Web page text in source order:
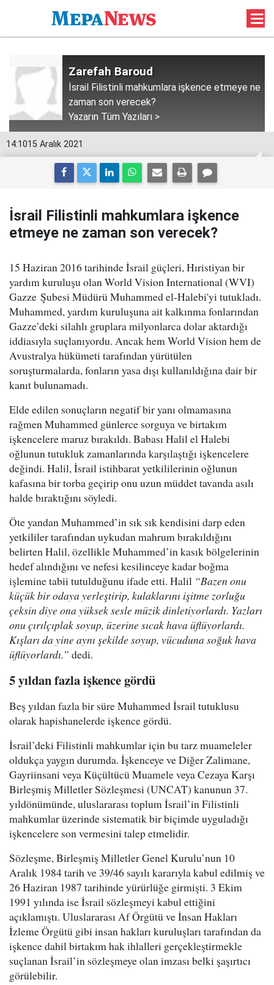
Zarefah Baroud
İsrail Filistinli mahkumlara işkence etmeye ne
zaman son verecek?
Yazarın Tüm Yazıları >
14:1015 Aralık 2021
İsrail Filistinli mahkumlara işkence
etmeye ne zaman son verecek?
15 Haziran 2016 tarihinde İsrail güçleri, Hıristiyan bir
yardım kuruluşu olan World Vision International (WVI)
Gazze Şubesi Müdürü Muhammed el-Halebi'yi tutukladı.
Muhammed, yardım kuruluşuna ait kalkınma fonlarından
Gazze’deki silahlı gruplara milyonlarca dolar aktardığı
iddiasıyla suçlanıyordu. Ancak hem World Vision hem de
Avustralya hükümeti tarafından yürütülen
soruşturmalarda, fonların yasa dışı kullanıldığına dair bir
kanıt bulunamadı.
Elde edilen sonuçların negatif bir yanı olmamasına
rağmen Muhammed günlerce sorguya ve birtakım
işkencelere maruz bırakıldı. Babası Halil el Halebi
oğlunun tutukluk zamanlarında karşılaştığı işkencelere
değindi. Halil, İsrail istihbarat yetkililerinin oğlunun
kafasına bir torba geçirip onu uzun müddet tavanda asılı
halde bıraktığını söyledi.
Öte yandan Muhammed’in sık sık kendisini darp eden
yetkililer tarafından uykudan mahrum bırakıldığını
belirten Halil, özellikle Muhammed’in kasık bölgelerinin
hedef alındığını ve nefesi kesilinceye kadar boğma
işlemine tabii tutulduğunu ifade etti. Halil “Bazen onu
küçük bir odaya yerleştirip, kulaklarını işitme zorluğu
çeksin diye ona yüksek sesle müzik dinletiyorlardı. Yazları
onu çırılçıplak soyup, üzerine sıcak hava üflüyorlardı.
Kışları da yine aynı şekilde soyup, vücuduna soğuk hava
üflüyorlardı.” dedi.
5 yıldan fazla işkence gördü
Beş yıldan fazla bir süre Muhammed İsrail tutuklusu
olarak hapishanelerde işkence gördü.
İsrail’deki Filistinli mahkumlar için bu tarz muameleler
oldukça yaygın durumda. İşkenceye ve Diğer Zalimane,
Gayriinsani veya Küçültücü Muamele veya Cezaya Karşı
Birleşmiş Milletler Sözleşmesi (UNCAT) kanunun 37.
yıldönümünde, uluslararası toplum İsrail’in Filistinli
mahkumlar üzerinde sistematik bir biçimde uyguladığı
işkencelere son vermesini talep etmelidir.
Sözleşme, Birleşmiş Milletler Genel Kurulu’nun 10
Aralık 1984 tarih ve 39/46 sayılı kararıyla kabul edilmiş ve
26 Haziran 1987 tarihinde yürürlüğe girmişti. 3 Ekim
1991 yılında ise İsrail sözleşmeyi kabul ettiğini
açıklamıştı. Uluslararası Af Örgütü ve İnsan Hakları
İzleme Örgütü gibi insan hakları kuruluşları tarafından da
işkence dahil birtakım hak ihlalleri gerçekleştirmekle
suçlanan İsrail’in sözleşmeye olan imzası belki şaşırtıcı
görülebilir.